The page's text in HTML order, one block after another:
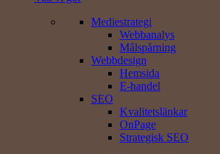
Mediestrategi
Webbanalys
Målspårning
Webbdesign
Hemsida
E-handel
SEO
Kvalitetslänkar
OnPage
Strategisk SEO